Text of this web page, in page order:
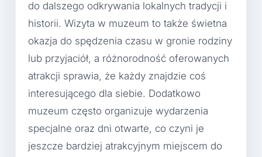
do dalszego odkrywania lokalnych tradycji i
historii. Wizyta w muzeum to także świetna
okazja do spędzenia czasu w gronie rodziny
lub przyjaciół, a różnorodność oferowanych
atrakcji sprawia, że każdy znajdzie coś
interesującego dla siebie. Dodatkowo
muzeum często organizuje wydarzenia
specjalne oraz dni otwarte, co czyni je
jeszcze bardziej atrakcyjnym miejscem do